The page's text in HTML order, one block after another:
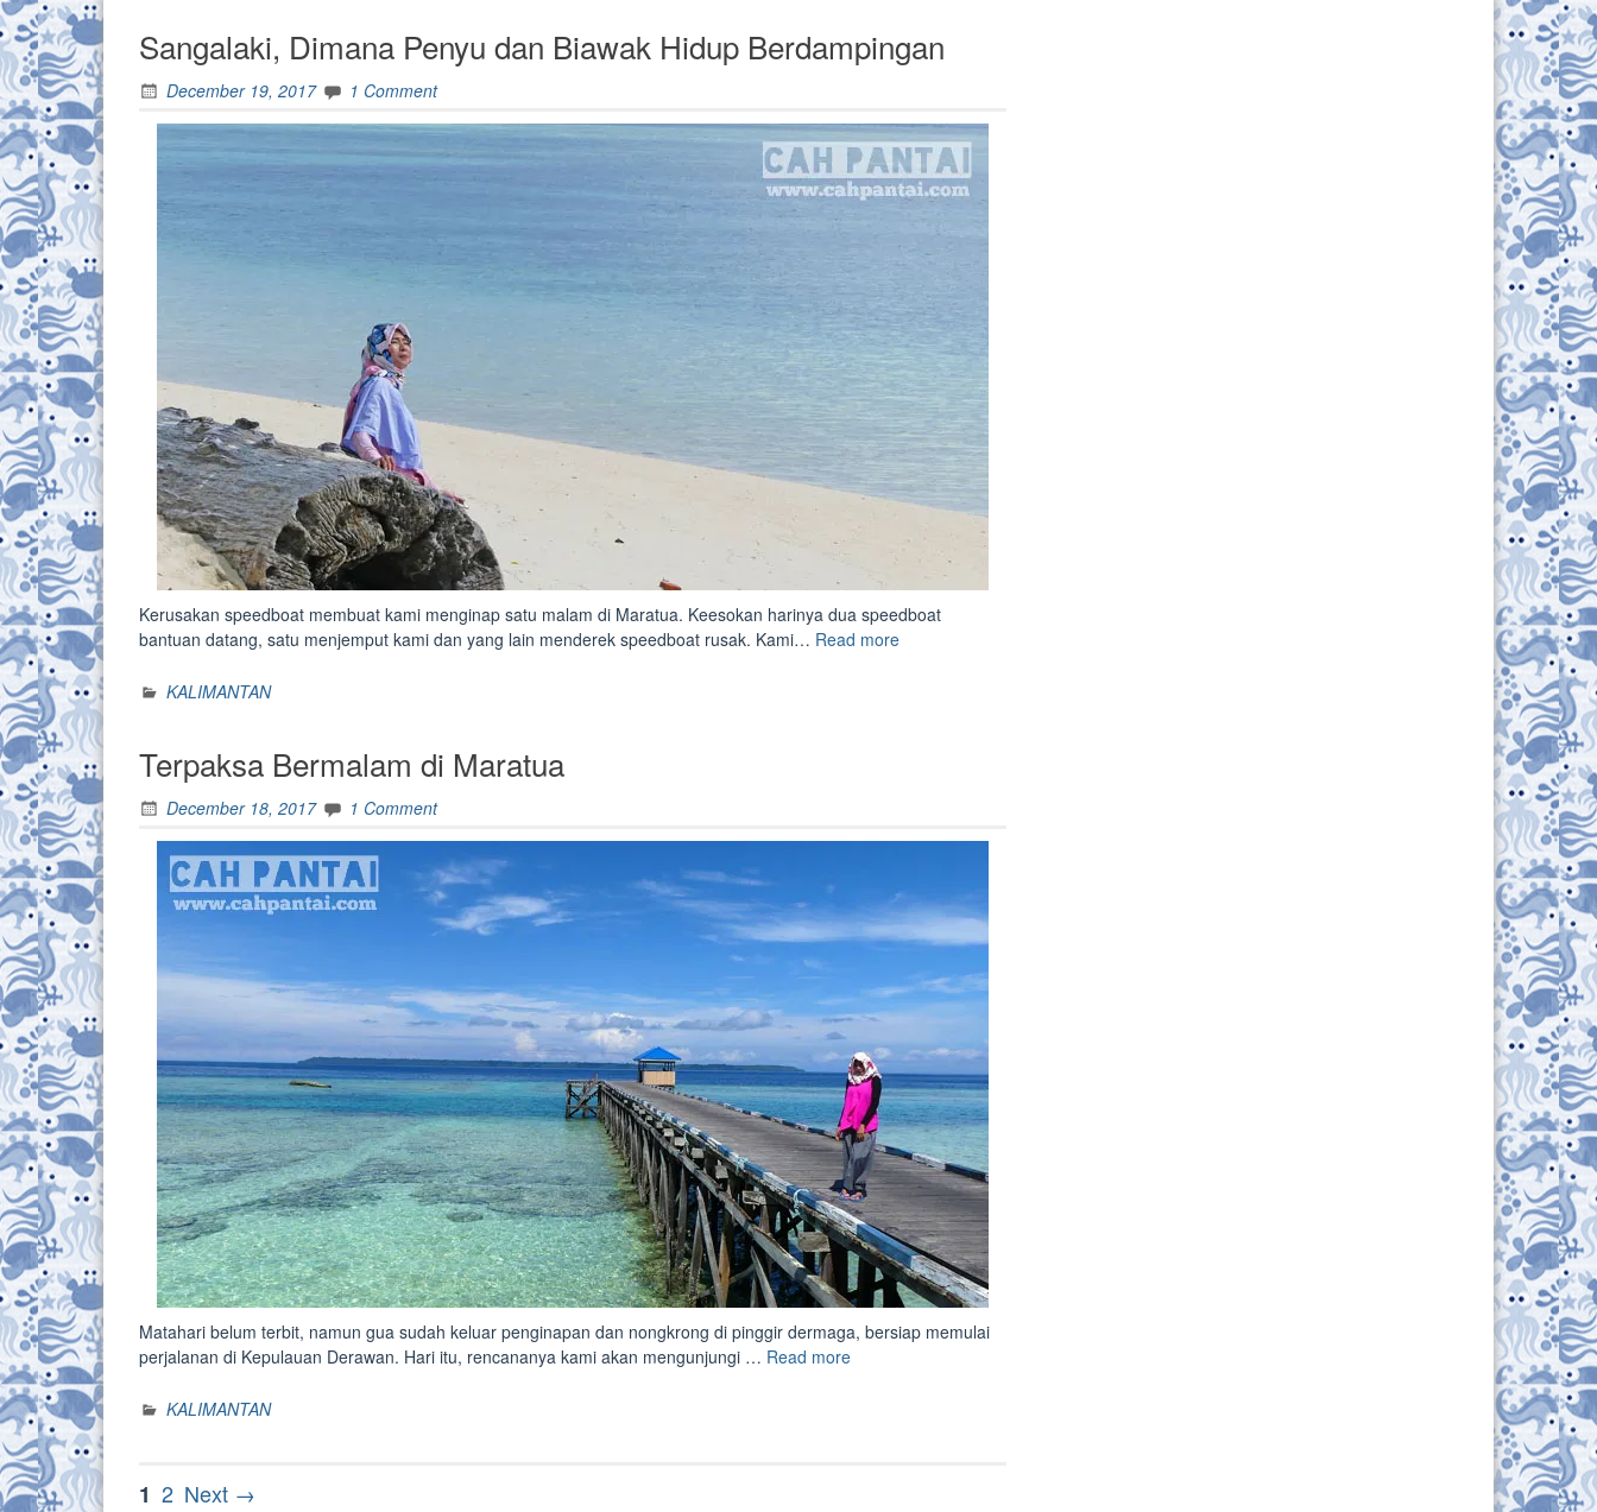
Sangalaki, Dimana Penyu dan Biawak Hidup Berdampingan
December 19, 2017 1 Comment
Kerusakan speedboat membuat kami menginap satu malam di Maratua. Keesokan harinya dua speedboat
bantuan datang, satu menjemput kami dan yang lain menderek speedboat rusak. Kami… Read more“Sangalaki,
KALIMANTAN
Terpaksa Bermalam di Maratua
December 18, 2017 1 Comment
Matahari belum terbit, namun gua sudah keluar penginapan dan nongkrong di pinggir dermaga, bersiap memulai
perjalanan di Kepulauan Derawan. Hari itu, rencananya kami akan mengunjungi … Read more“Terpaksa
KALIMANTAN
Posts
Page
1 Page
2 Next →